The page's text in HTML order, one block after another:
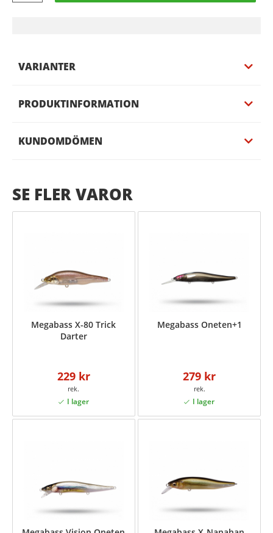
VARIANTER
PRODUKTINFORMATION
KUNDOMDÖMEN
SE FLER VAROR
Megabass X-80 Trick
Darter
229 kr
Megabass Oneten+1
279 kr